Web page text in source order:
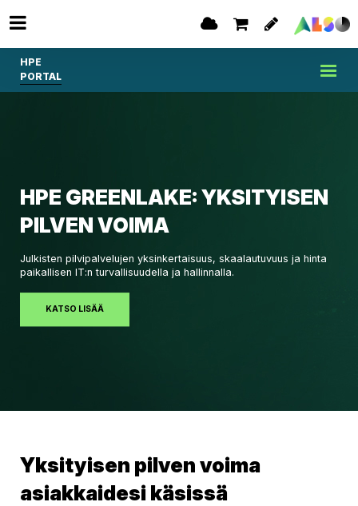
HPE
PORTAL
HPE GREENLAKE: YKSITYISEN
PILVEN VOIMA
Julkisten pilvipalvelujen yksinkertaisuus, skaalautuvuus ja hinta
paikallisen IT:n turvallisuudella ja hallinnalla.
KATSO LISÄÄ
Yksityisen pilven voima
asiakkaidesi käsissä